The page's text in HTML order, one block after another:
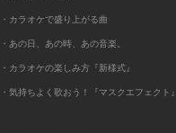
・カラオケで盛り上がる曲
・あの日、あの時、あの音楽。
・カラオケの楽しみ方『新様式』
・気持ちよく歌おう！『マスクエフェクト』